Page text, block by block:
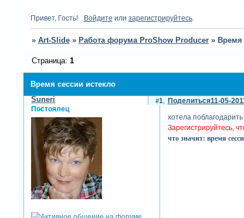
Привет, Гость! Войдите или зарегистрируйтесь.
» Art-Slide » Работа форума ProShow Producer » Время
Время сессии истекло
Страница: 1
Поделиться
1 11-05-
Suneri
Постоялец
хотела
Зарегистрируйтесь,
что значит: время